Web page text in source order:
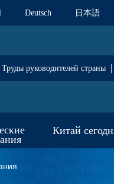
Deutsch 日本語
Труды руководителей страны
Китай